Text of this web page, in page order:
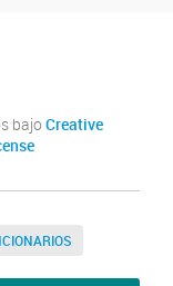
bajo Creative